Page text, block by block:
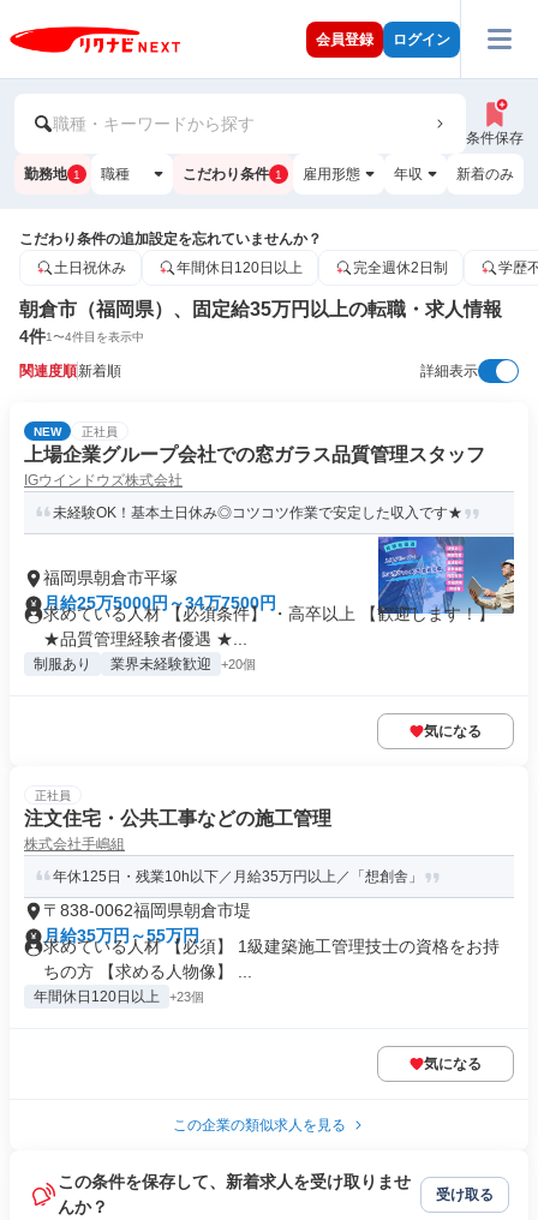
会員登録 ログイン
職種・キーワードから探す
条件保存
勤務地 1 職種 こだわり条件 1 雇用形態 年収 新着のみ
こだわり条件の追加設定を忘れていませんか？
土日祝休み
年間休日120日以上 完全週休2日制 学歴
朝倉市（福岡県）、固定給35万円以上の転職・求人情報
4件1〜4件目を表示中
関連度順新着順 詳細表示
NEW 正社員
上場企業グループ会社での窓ガラス品質管理スタッフ
IGウインドウズ株式会社
未経験OK！基本土日休み◎コツコツ作業で安定した収入です★
福岡県朝倉市平塚
月給25万5000円～34万7500円
求めている人材 【必須条件】 ・高卒以上 【歓迎します！】
★品質管理経験者優遇 ★...
制服あり 業界未経験歓迎 +20個
気になる
正社員
注文住宅・公共工事などの施工管理
株式会社手嶋組
年休125日・残業10h以下／月給35万円以上／「想創舎」
〒838-0062福岡県朝倉市堤
月給35万円～55万円
求めている人材 【必須】 1級建築施工管理技士の資格をお持
ちの方 【求める人物像】 ...
年間休日120日以上 +23個
気になる
この企業の類似求人を見る
この条件を保存して、新着求人を受け取りませ
んか？
受け取る